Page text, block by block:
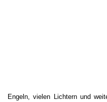
Engeln, vielen Lichtern und